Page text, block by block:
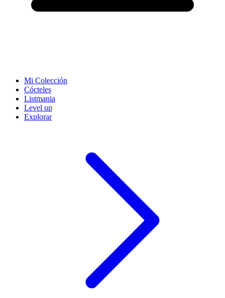
Mi Colección
Cócteles
Listmania
Level up
Explorar